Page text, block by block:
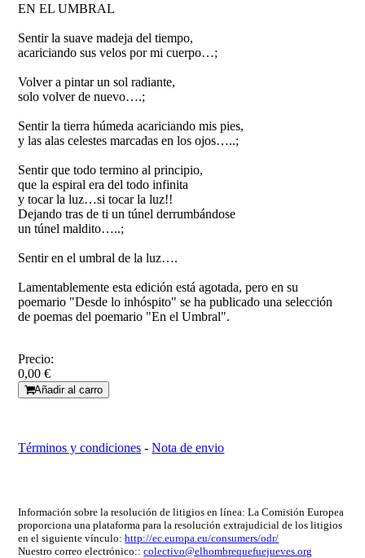
EN EL UMBRAL
Sentir la suave madeja del tiempo,
acariciando sus velos por mi cuerpo…;
Volver a pintar un sol radiante,
solo volver de nuevo….;
Sentir la tierra húmeda acariciando mis pies,
y las alas celestes marcadas en los ojos…..;
Sentir que todo termino al principio,
que la espiral era del todo infinita
y tocar la luz…si tocar la luz!!
Dejando tras de ti un túnel derrumbándose
un túnel maldito…..;
Sentir en el umbral de la luz….
Lamentablemente esta edición está agotada, pero en su
poemario "Desde lo inhóspito" se ha publicado una selección
de poemas del poemario "En el Umbral".
Precio:
0,00 €
Añadir al carro
Términos y condiciones -Nota de envio
Información sobre la resolución de litigios en línea: La Comisión Europea
proporciona una plataforma para la resolución extrajudicial de los litigios
en el siguiente vínculo:http://ec.europa.eu/consumers/odr/
Nuestro correo electrónico::colectivo@elhombrequefuejueves.org